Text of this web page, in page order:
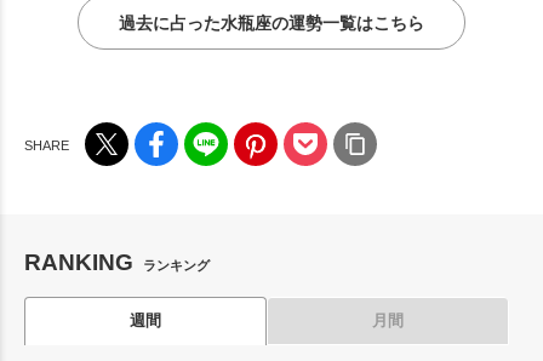
過去に占った水瓶座の運勢一覧はこちら
RANKING ランキング
週間 月間